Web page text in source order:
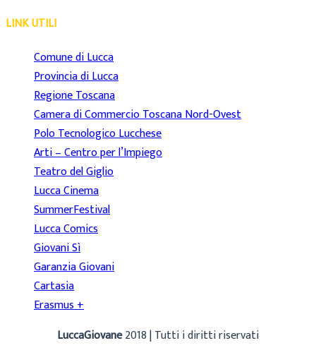
LINK UTILI
Comune di Lucca
Provincia di Lucca
Regione Toscana
Camera di Commercio Toscana Nord-Ovest
Polo Tecnologico Lucchese
Arti – Centro per l’Impiego
Teatro del Giglio
Lucca Cinema
SummerFestival
Lucca Comics
Giovani Sì
Garanzia Giovani
Cartasia
Erasmus +
LuccaGiovane2018 | Tutti i diritti riservati